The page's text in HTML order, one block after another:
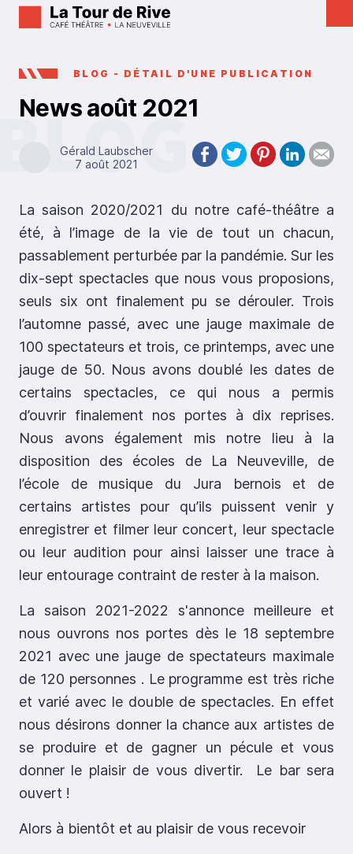
BLOG - DÉTAIL D'UNE PUBLICATION
News août 2021
Gérald Laubscher
7 août 2021
La saison 2020/2021 du notre café-théâtre a
été, à l’image de la vie de tout un chacun,
passablement perturbée par la pandémie. Sur les
dix-sept spectacles que nous vous proposions,
seuls six ont finalement pu se dérouler. Trois
l’automne passé, avec une jauge maximale de
100 spectateurs et trois, ce printemps, avec une
jauge de 50. Nous avons doublé les dates de
certains spectacles, ce qui nous a permis
d’ouvrir finalement nos portes à dix reprises.
Nous avons également mis notre lieu à la
disposition des écoles de La Neuveville, de
l’école de musique du Jura bernois et de
certains artistes pour qu’ils puissent venir y
enregistrer et filmer leur concert, leur spectacle
ou leur audition pour ainsi laisser une trace à
leur entourage contraint de rester à la maison.
La saison 2021-2022 s'annonce meilleure et
nous ouvrons nos portes dès le 18 septembre
2021 avec une jauge de spectateurs maximale
de 120 personnes . Le programme est très riche
et varié avec le double de spectacles. En effet
nous désirons donner la chance aux artistes de
se produire et de gagner un pécule et vous
donner le plaisir de vous divertir. Le bar sera
ouvert !
Alors à bientôt et au plaisir de vous recevoir